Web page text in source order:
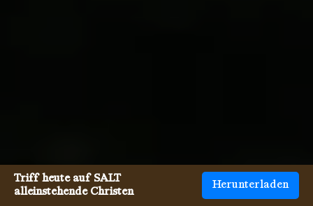
Triff heute auf SALT
alleinstehende Christen
Herunterladen